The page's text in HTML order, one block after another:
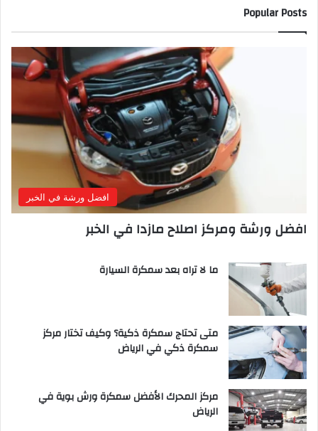
Popular Posts
افضل ورشة في الخبر
افضل ورشة ومركز اصلاح مازدا في الخبر
ما لا تراه بعد سمكرة السيارة
متى تحتاج سمكرة ذكية؟ وكيف تختار مركز
سمكرة ذكي في الرياض
مركز المحرك الأفضل سمكرة ورش بوية في
الرياض